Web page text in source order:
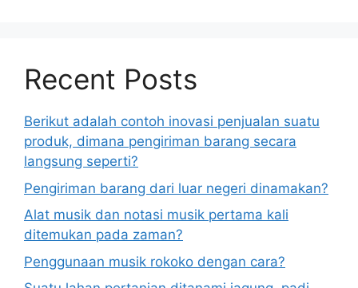
Recent Posts
Berikut adalah contoh inovasi penjualan suatu
produk, dimana pengiriman barang secara
langsung seperti?
Pengiriman barang dari luar negeri dinamakan?
Alat musik dan notasi musik pertama kali
ditemukan pada zaman?
Penggunaan musik rokoko dengan cara?